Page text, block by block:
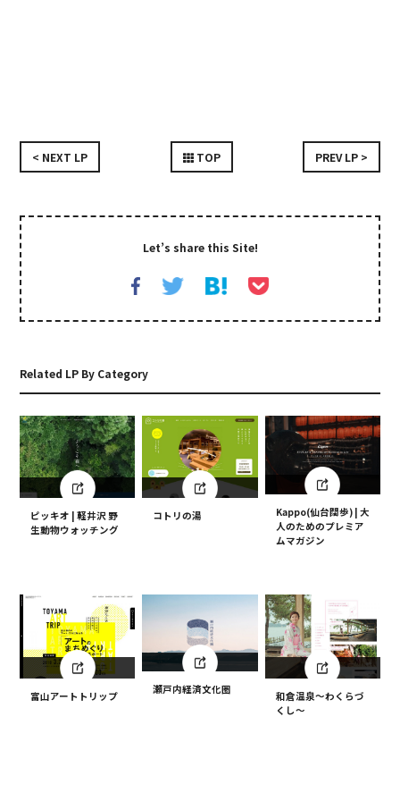
< NEXT LP TOP PREV LP >
Let’s share this Site!
Related LP By Category
ピッキオ | 軽井沢 野
生動物ウォッチング
コトリの湯
Kappo(仙台闊歩) | 大
人のためのプレミア
ムマガジン
富山アートトリップ
瀬戸内経済文化圏
和倉温泉～わくらづ
くし～